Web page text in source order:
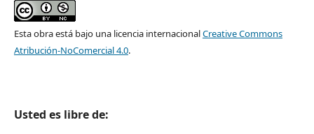
Esta obra está bajo una licencia internacionalCreative Commons
Atribución-NoComercial 4.0.
Usted es libre de: